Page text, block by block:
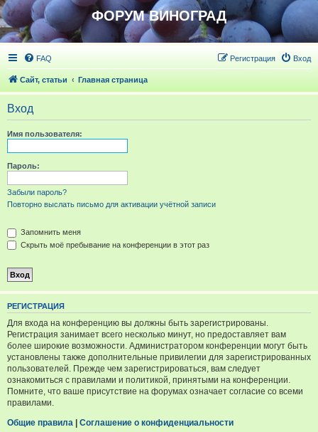
ФОРУМ ВИНОГРАД
FAQ Вход
Регистрация
Сайт, статьи Главная страница
Вход
Имя пользователя:
Пароль:
Забыли пароль?
Повторно выслать письмо для активации учётной записи
Запомнить меня
Скрыть моё пребывание на конференции в этот раз
РЕГИСТРАЦИЯ
Для входа на конференцию вы должны быть зарегистрированы.
Регистрация занимает всего несколько минут, но предоставляет вам
более широкие возможности. Администратором конференции могут быть
установлены также дополнительные привилегии для зарегистрированных
пользователей. Прежде чем зарегистрироваться, вам следует
ознакомиться с правилами и политикой, принятыми на конференции.
Помните, что ваше присутствие на форумах означает согласие со всеми
правилами.
Общие правила | Соглашение о конфиденциальности